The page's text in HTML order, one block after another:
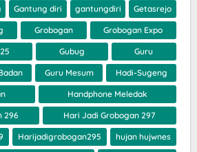
Gantung diri gantungdiri Getasrejo
Grobogan Grobogan Expo
Gubug Guru
Guru Mesum Hadi-Sugeng
Handphone Meledak
296 Hari Jadi Grobogan 297
Harijadigrobogan295 hujan hujwnes